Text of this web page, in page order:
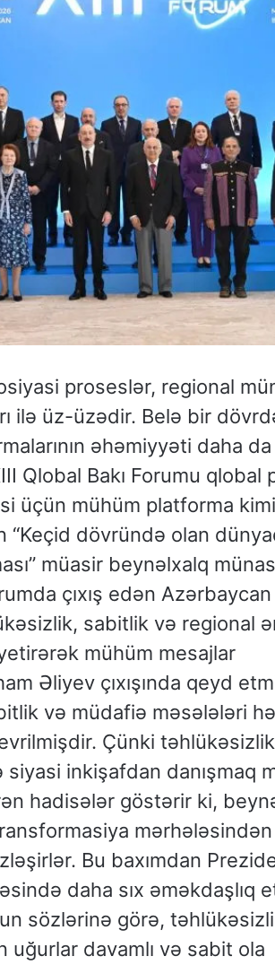
proseslər, regional
ilə üz-üzədir. Belə bir
əhəmiyyəti daha da
Qlobal Bakı Forumu qlobal
üçün mühüm platforma kimi
“Keçid dövründə olan
müasir beynəlxalq
çıxış edən Azərbaycan
sabitlik və regional
mühüm mesajlar
Əliyev çıxışında qeyd
və müdafiə məsələləri
Çünki
inkişafdan danışmaq
hadisələr göstərir ki,
Bu baxımdan
daha sıx əməkdaşlıq
sözlərinə görə,
davamlı və sabit ola